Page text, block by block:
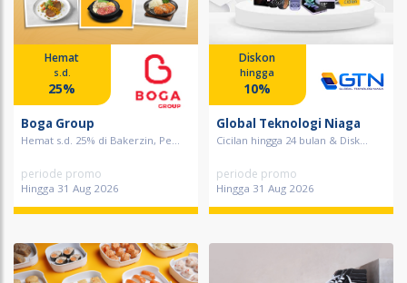
Hemat
s.d.
25%
Boga Group
Hemat s.d. 25% di Bakerzin, Pe...
periode promo
Hingga 31 Aug 2026
Diskon
hingga
10%
Global Teknologi Niaga
Cicilan hingga 24 bulan & Disk...
periode promo
Hingga 31 Aug 2026